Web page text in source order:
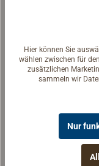
Messing
120-
Messing
Hier können Sie
wählen zwischen für
zusätzlichen
sammeln wir
Nur